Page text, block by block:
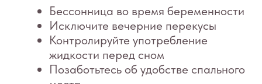
Используйте «беременные гаджеты»
для достижения максимального
комфорта
Пусть кровать служит только для сна
Затемните комнату
Регулируйте температуру в
помещении